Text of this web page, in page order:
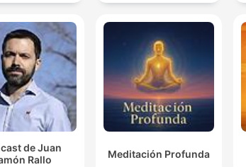
de Juan
Rallo
Meditación Profunda